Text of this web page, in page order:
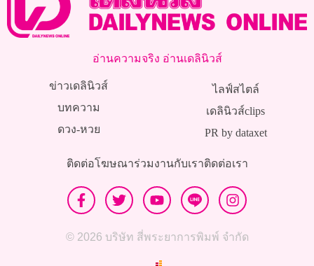
อ่านความจริง อ่านเดลินิวส์
ข่าวเดลินิวส์
บทความ
ดวง-หวย
ไลฟ์สไตล์
เดลินิวส์clips
PR by dataxet
ติดต่อโฆษณาร่วมงานกับเราติดต่อเรา
© 2026 บริษัท สี่พระยาการพิมพ์ จำกัด